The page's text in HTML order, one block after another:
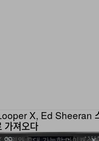
X, Ed Sheeran
가져오다